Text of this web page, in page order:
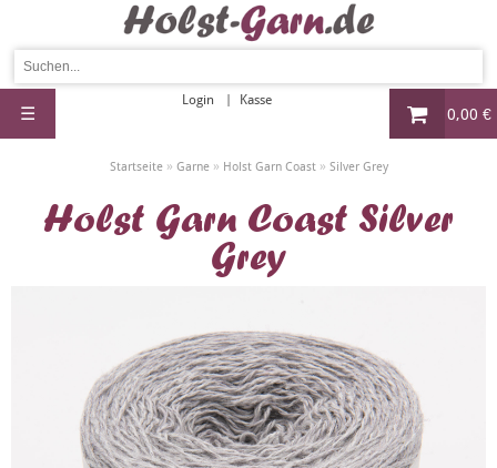
0,00 €
Login Kasse
☰
Startseite» Garne» Holst Garn Coast» Silver Grey
Holst Garn Coast Silver
Grey